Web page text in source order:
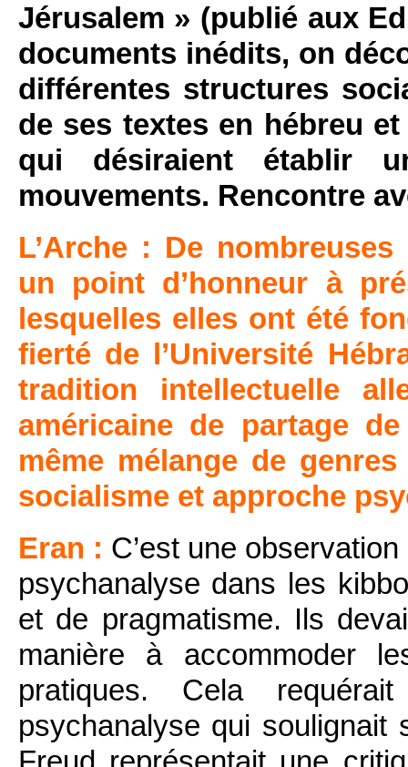
Jérusalem » (publié aux
documents inédits, on
différentes structures
de ses textes en hébreu
qui désiraient établir
mouvements. Rencontre
L’Arche : De
un point d’honneur à
lesquelles elles ont été
fierté de l’Université
tradition intellectuelle
américaine de partage
même mélange de
socialisme et approche
Eran : C’est une
psychanalyse dans les
et de pragmatisme. Ils
manière à accommoder
pratiques. Cela
psychanalyse qui